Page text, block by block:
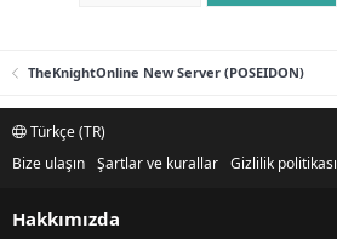
TheKnightOnline New Server (POSEIDON)
Türkçe (TR)
Bize ulaşın Şartlar ve kurallar Gizlilik politikası
Hakkımızda